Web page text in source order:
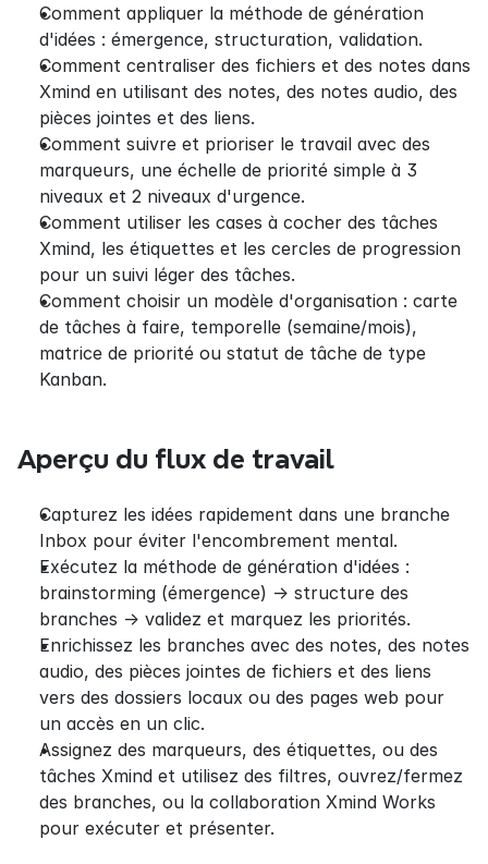
Comment appliquer la méthode de génération
d'idées : émergence, structuration, validation.
Comment centraliser des fichiers et des notes dans
Xmind en utilisant des notes, des notes audio, des
pièces jointes et des liens.
Comment suivre et prioriser le travail avec des
marqueurs, une échelle de priorité simple à 3
niveaux et 2 niveaux d'urgence.
Comment utiliser les cases à cocher des tâches
Xmind, les étiquettes et les cercles de progression
pour un suivi léger des tâches.
Comment choisir un modèle d'organisation : carte
de tâches à faire, temporelle (semaine/mois),
matrice de priorité ou statut de tâche de type
Kanban.
Aperçu du flux de travail
Capturez les idées rapidement dans une branche
Inbox pour éviter l'encombrement mental.
Exécutez la méthode de génération d'idées :
brainstorming (émergence) -> structure des
branches -> validez et marquez les priorités.
Enrichissez les branches avec des notes, des notes
audio, des pièces jointes de fichiers et des liens
vers des dossiers locaux ou des pages web pour
un accès en un clic.
Assignez des marqueurs, des étiquettes, ou des
tâches Xmind et utilisez des filtres, ouvrez/fermez
des branches, ou la collaboration Xmind Works
pour exécuter et présenter.